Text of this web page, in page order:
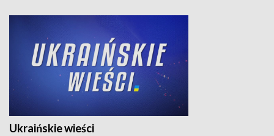
Ukraińskie wieści